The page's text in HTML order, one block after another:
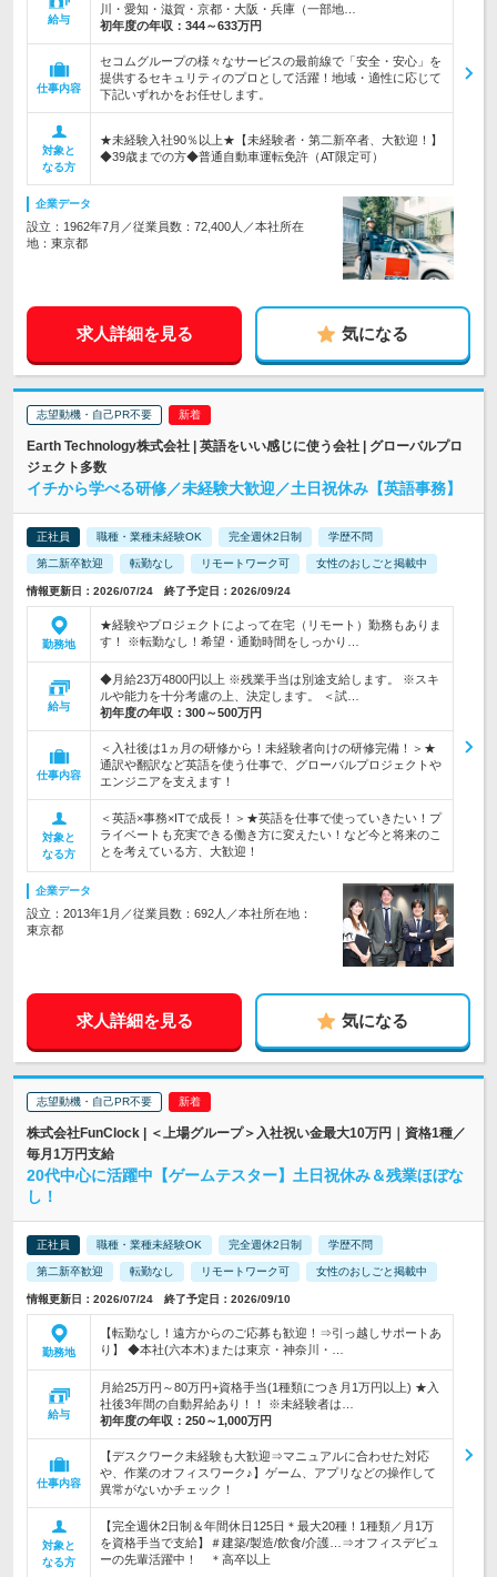
給与
川・愛知・滋賀・京都・大阪・兵庫（一部地…
初年度の年収： 344～633万円
仕事内容
セコムグループの様々なサービスの最前線で「安全・安心」を
提供するセキュリティのプロとして活躍！地域・適性に応じて
下記いずれかをお任せします。
対象と
なる方
★未経験入社90％以上★【未経験者・第二新卒者、大歓迎！】
◆39歳までの方◆普通自動車運転免許（AT限定可）
企業データ
設立：1962年7月／従業員数：72,400人／本社所在
地：東京都
求人詳細を見る 気になる
志望動機・自己PR不要
Earth Technology株式会社 | 英語をいい感じに使う会社 | グローバルプロ
ジェクト多数
イチから学べる研修／未経験大歓迎／土日祝休み【英語事務】
正社員 職種・業種未経験OK 完全週休2日制 学歴不問
第二新卒歓迎 転勤なし リモートワーク可 女性のおしごと掲載中
情報更新日：2026/07/24 終了予定日：2026/09/24
勤務地
★経験やプロジェクトによって在宅（リモート）勤務もありま
す！ ※転勤なし！希望・通勤時間をしっかり…
給与
◆月給23万4800円以上 ※残業手当は別途支給します。 ※スキ
ルや能力を十分考慮の上、決定します。 ＜試…
初年度の年収： 300～500万円
仕事内容
＜入社後は1ヵ月の研修から！未経験者向けの研修完備！＞★
通訳や翻訳など英語を使う仕事で、グローバルプロジェクトや
エンジニアを支えます！
対象と
なる方
＜英語×事務×ITで成長！＞★英語を仕事で使っていきたい！プ
ライベートも充実できる働き方に変えたい！など今と将来のこ
とを考えている方、大歓迎！
企業データ
設立：2013年1月／従業員数：692人／本社所在地：
東京都
求人詳細を見る 気になる
志望動機・自己PR不要
株式会社FunClock | ＜上場グループ＞入社祝い金最大10万円｜資格1種／
毎月1万円支給
20代中心に活躍中【ゲームテスター】土日祝休み＆残業ほぼな
し！
正社員 職種・業種未経験OK 完全週休2日制 学歴不問
第二新卒歓迎 転勤なし リモートワーク可 女性のおしごと掲載中
情報更新日：2026/07/24 終了予定日：2026/09/10
勤務地
【転勤なし！遠方からのご応募も歓迎！⇒引っ越しサポートあ
り】 ◆本社(六本木)または東京・神奈川・…
給与
月給25万円～80万円+資格手当(1種類につき月1万円以上) ★入
社後3年間の自動昇給あり！！ ※未経験者は…
初年度の年収： 250～1,000万円
仕事内容
【デスクワーク未経験も大歓迎⇒マニュアルに合わせた対応
や、作業のオフィスワーク♪】ゲーム、アプリなどの操作して
異常がないかチェック！
対象と
なる方
【完全週休2日制＆年間休日125日＊最大20種！1種類／月1万
を資格手当で支給】＃建築/製造/飲食/介護…⇒オフィスデビュ
ーの先輩活躍中！ ＊高卒以上